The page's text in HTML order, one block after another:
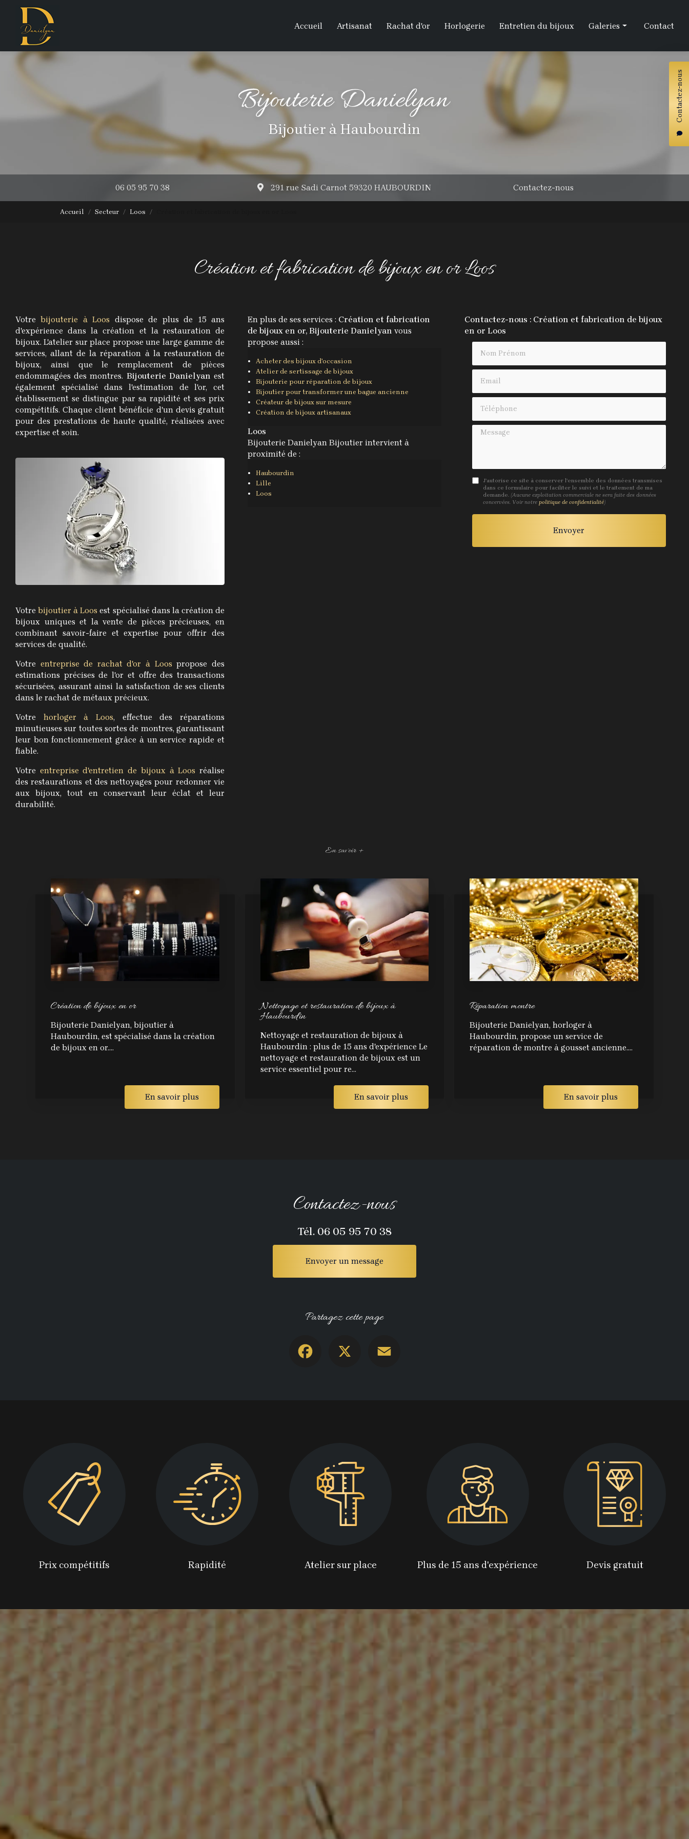
contenu
principal
Contactez-nous
Accueil Artisanat Rachat d'or Horlogerie Entretien du bijoux Galeries Contact
Bijoutier à Haubourdin
06 05 95 70 38 291 rue Sadi Carnot 59320 HAUBOURDIN Contactez-nous
Accueil Secteur Loos
Création et fabrication de bijoux en or Loos
Votre bijouterie à Loos dispose de plus de 15 ans
d'expérience dans la création et la restauration de
bijoux. L'atelier sur place propose une large gamme de
services, allant de la réparation à la restauration de
bijoux, ainsi que le remplacement de pièces
endommagées des montres. Bijouterie Danielyan est
également spécialisé dans l'estimation de l'or, cet
établissement se distingue par sa rapidité et ses prix
compétitifs. Chaque client bénéficie d'un devis gratuit
pour des prestations de haute qualité, réalisées avec
expertise et soin.
Votrebijoutier à Loos est spécialisé dans la création de
bijoux uniques et la vente de pièces précieuses, en
combinant savoir-faire et expertise pour offrir des
services de qualité.
Votre entreprise de rachat d'or à Loos propose des
estimations précises de l'or et offre des transactions
sécurisées, assurant ainsi la satisfaction de ses clients
dans le rachat de métaux précieux.
Votre horloger à Loos, effectue des réparations
minutieuses sur toutes sortes de montres, garantissant
leur bon fonctionnement grâce à un service rapide et
fiable.
Votre entreprise d'entretien de bijoux à Loos réalise
des restaurations et des nettoyages pour redonner vie
aux bijoux, tout en conservant leur éclat et leur
durabilité.
En plus de ses services : Création et fabrication
de bijoux en or, Bijouterie Danielyan vous
propose aussi :
Acheter des bijoux d'occasion
Atelier de sertissage de bijoux
Bijouterie pour réparation de bijoux
Bijoutier pour transformer une bague ancienne
Créateur de bijoux sur mesure
Création de bijoux artisanaux
Loos
Bijouterie Danielyan Bijoutier intervient à
proximité de :
Haubourdin
Lille
Loos
Contactez-nous : Création et fabrication de bijoux
en or Loos
Message
J'autorise ce site à conserver l'ensemble des données transmises
dans ce formulaire pour faciliter le suivi et le traitement de ma
demande. (Aucune exploitation commerciale ne sera faite des données
concervées. Voir notre politique de confidentialité)
En savoir +
Création de bijoux en or
Bijouterie Danielyan, bijoutier à
Haubourdin, est spécialisé dans la création
de bijoux en or....
En savoir plus
Nettoyage et restauration de bijoux à
Haubourdin
Nettoyage et restauration de bijoux à
Haubourdin : plus de 15 ans d'expérience Le
nettoyage et restauration de bijoux est un
service essentiel pour re...
En savoir plus
Réparation montre
Bijouterie Danielyan, horloger à
Haubourdin, propose un service de
réparation de montre à gousset ancienne....
En savoir plus
Contactez-nous
Tél. 06 05 95 70 38
Envoyer un message
Partagez cette page
Prix compétitifs Rapidité Atelier sur place Plus de 15 ans d'expérience Devis gratuit